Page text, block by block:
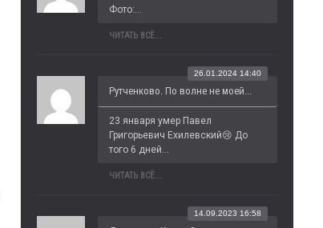
Фото:...
ЧИТАТЬ ВСЁ...
Рутченково. По волне не моей...
26.01.2024 14:40
23 января умер Павел
Григорьевич Ехилевский😢 До
того 6 дней...
ЧИТАТЬ ВСЁ...
14.09.2023 16:58